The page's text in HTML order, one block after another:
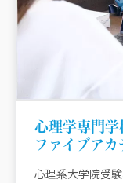
心理学専門学
ファイブアカ
心理系大学院受